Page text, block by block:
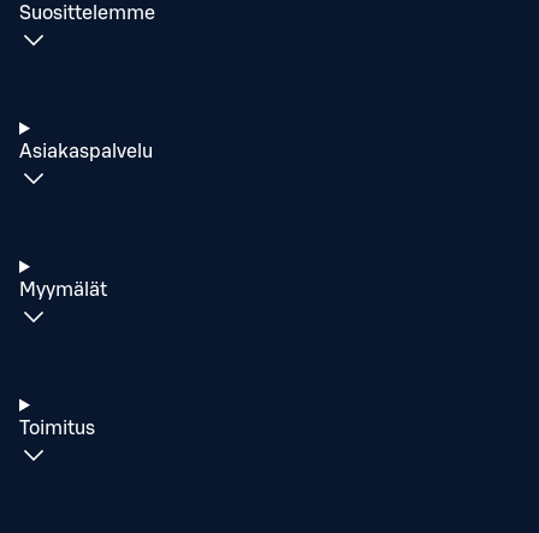
Suosittelemme
Asiakaspalvelu
Myymälät
Toimitus